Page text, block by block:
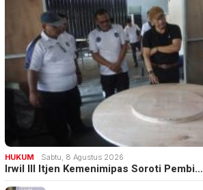
HUKUM Sabtu, 8 Agustus 2026
Irwil III Itjen Kemenimipas Soroti Pembi…